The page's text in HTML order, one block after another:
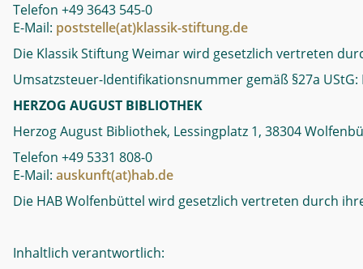
Telefon +49 3643 545-0
E-Mail: poststelle(at)klassik-stiftung.de
Die Klassik Stiftung Weimar wird gesetzlich vertreten
Umsatzsteuer-Identifikationsnummer gemäß §27a UStG:
HERZOG AUGUST BIBLIOTHEK
Herzog August Bibliothek, Lessingplatz 1, 38304
Telefon +49 5331 808-0
E-Mail: auskunft(at)hab.de
Die HAB Wolfenbüttel wird gesetzlich vertreten durch
Inhaltlich verantwortlich: